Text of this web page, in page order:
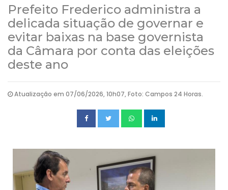
Prefeito Frederico administra a
delicada situação de governar e
evitar baixas na base governista
da Câmara por conta das eleições
deste ano
Atualização em 07/06/2026, 10h07, Foto: Campos 24 Horas.